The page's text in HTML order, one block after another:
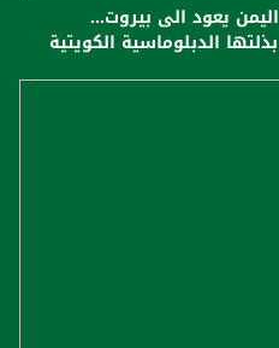
يعود الى بيروت...
الدبلوماسية الكويتية